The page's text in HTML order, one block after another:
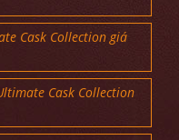
Cask Collection giá
Cask Collection